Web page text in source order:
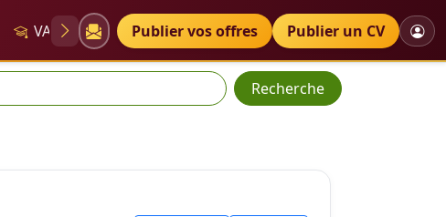
VAE Diplômes Petites annonces
Publier vos offres Publier un CV
Recherche